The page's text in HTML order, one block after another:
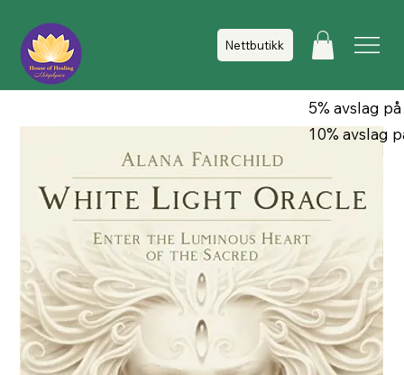
Nettbutikk
5% avslag
10% avslag